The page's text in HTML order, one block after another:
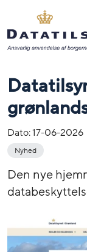
Dato:17-06-2026
Nyhed
Den nye